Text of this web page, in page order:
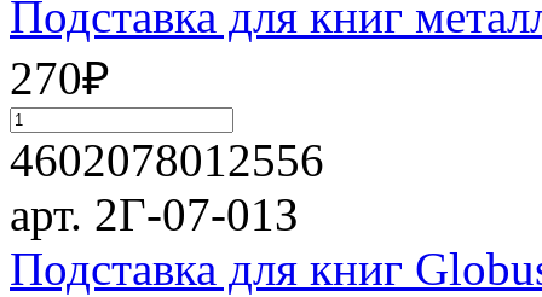
Подставка для книг
270₽
4602078012556
арт. 2Г-07-01З
Подставка для книг